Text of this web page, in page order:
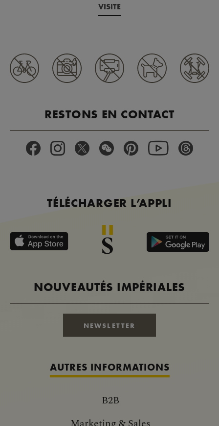
VISITE
RESTONS EN CONTACT
TÉLÉCHARGER L’APPLI
NOUVEAUTÉS IMPÉRIALES
NEWSLETTER
AUTRES INFORMATIONS
B2B
Marketing & Sales